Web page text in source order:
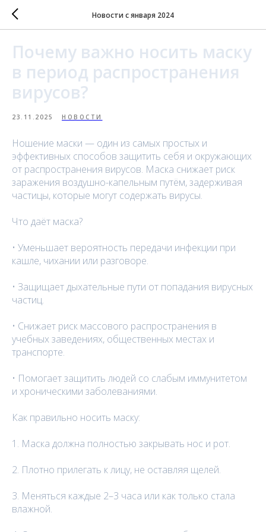
Новости с января 2024
Почему важно носить маску
в период распространения
вирусов?
23.11.2025 НОВОСТИ
Ношение маски — один из самых простых и
эффективных способов защитить себя и окружающих
от распространения вирусов. Маска снижает риск
заражения воздушно-капельным путём, задерживая
частицы, которые могут содержать вирусы.
Что даёт маска?
• Уменьшает вероятность передачи инфекции при
кашле, чихании или разговоре.
• Защищает дыхательные пути от попадания вирусных
частиц.
• Снижает риск массового распространения в
учебных заведениях, общественных местах и
транспорте.
• Помогает защитить людей со слабым иммунитетом
и хроническими заболеваниями.
Как правильно носить маску:
1. Маска должна полностью закрывать нос и рот.
2. Плотно прилегать к лицу, не оставляя щелей.
3. Меняться каждые 2–3 часа или как только стала
влажной.